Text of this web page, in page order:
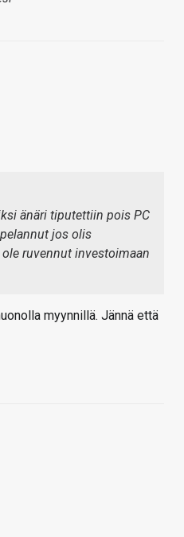
änäri tiputettiin pois PC
jos olis
ruvennut investoimaan
myynnillä. Jännä että